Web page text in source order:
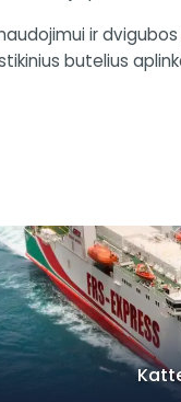
ir
butelius